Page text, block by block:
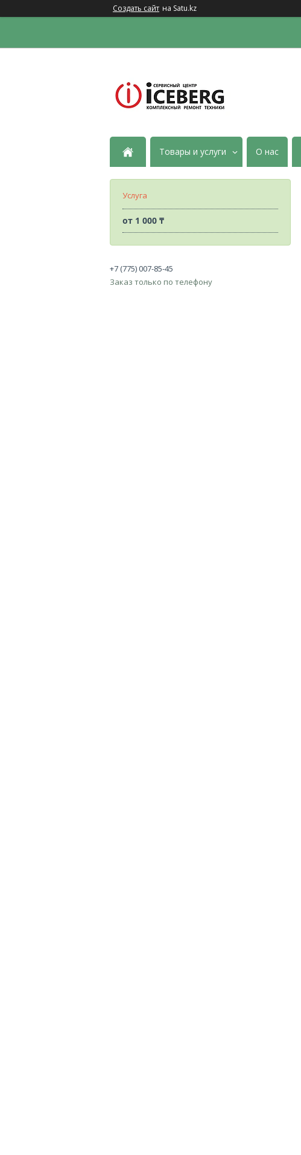
Создать сайт на Satu.kz
Товары и услуги О нас
Услуга
от 1 000 ₸
+7 (775) 007-85-45
Заказ только по телефону